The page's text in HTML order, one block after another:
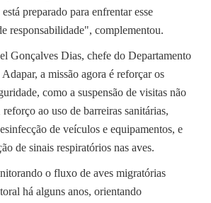
preparado para enfrentar esse
responsabilidade", complementou.
Gonçalves Dias, chefe do Departamento
a missão agora é reforçar os
como a suspensão de visitas não
reforço ao uso de barreiras sanitárias,
de veículos e equipamentos, e
de sinais respiratórios nas aves.
o fluxo de aves migratórias
há alguns anos, orientando